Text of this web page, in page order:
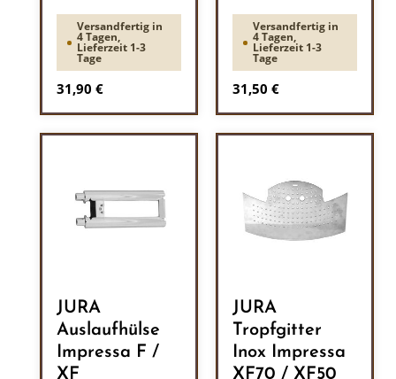
Versandfertig in
4 Tagen,
Lieferzeit 1-3
Tage
Regulärer Preis:
31,90 €
Versandfertig in
4 Tagen,
Lieferzeit 1-3
Tage
Regulärer Preis:
31,50 €
JURA
Auslaufhülse
Impressa F /
XF
JURA
Tropfgitter
Inox Impressa
XF70 / XF50